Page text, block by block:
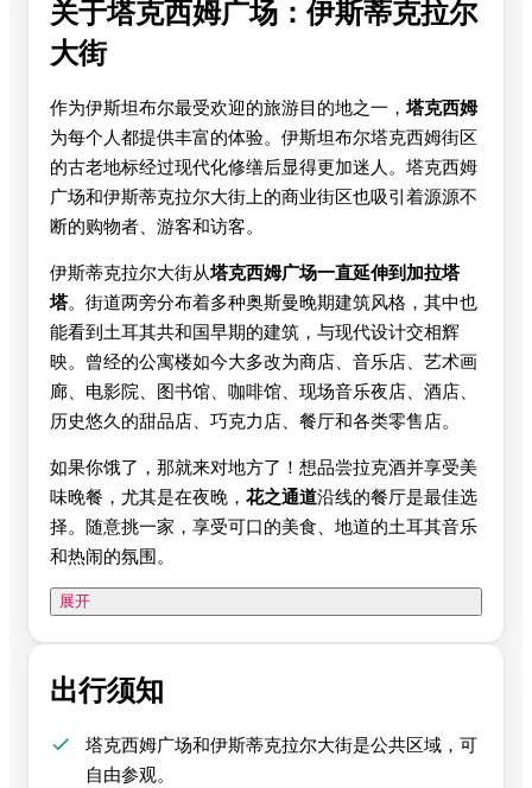
关于塔克西姆广场：伊斯蒂克拉尔
大街
作为伊斯坦布尔最受欢迎的旅游目的地之一，塔克西姆
为每个人都提供丰富的体验。伊斯坦布尔塔克西姆街区
的古老地标经过现代化修缮后显得更加迷人。塔克西姆
广场和伊斯蒂克拉尔大街上的商业街区也吸引着源源不
断的购物者、游客和访客。
伊斯蒂克拉尔大街从塔克西姆广场一直延伸到加拉塔
塔。街道两旁分布着多种奥斯曼晚期建筑风格，其中也
能看到土耳其共和国早期的建筑，与现代设计交相辉
映。曾经的公寓楼如今大多改为商店、音乐店、艺术画
廊、电影院、图书馆、咖啡馆、现场音乐夜店、酒店、
历史悠久的甜品店、巧克力店、餐厅和各类零售店。
如果你饿了，那就来对地方了！想品尝拉克酒并享受美
味晚餐，尤其是在夜晚， 花之通道沿线的餐厅是最佳选
择。随意挑一家，享受可口的美食、地道的土耳其音乐
和热闹的氛围。
展开
出行须知
塔克西姆广场和伊斯蒂克拉尔大街是公共区域，可
自由参观。